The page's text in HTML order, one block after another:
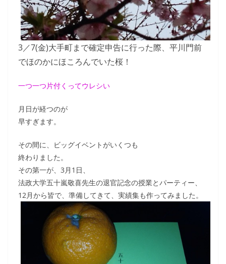
3／7(金)大手町まで確定申告に行った際、平川門前
でほのかにほころんでいた桜！
一つ一つ片付くってウレシい
月日が経つのが
早すぎます。
その間に、ビッグイベントがいくつも
終わりました。
その第一が、3月1日、
法政大学五十嵐敬喜先生の退官記念の授業とパーティー、
12月から皆で、準備してきて、実績集も作ってみました。